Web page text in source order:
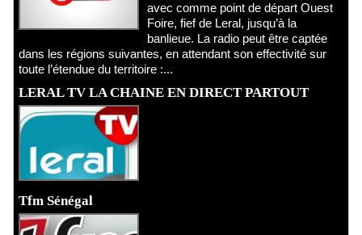
avec comme point de départ Ouest
Foire, fief de Leral, jusqu’à la
banlieue. La radio peut être captée
dans les régions suivantes, en attendant son effectivité sur
toute l’étendue du territoire :...
LERAL TV LA CHAINE EN DIRECT PARTOUT
Tfm Sénégal